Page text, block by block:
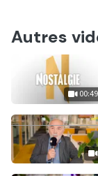
Autres
00:49